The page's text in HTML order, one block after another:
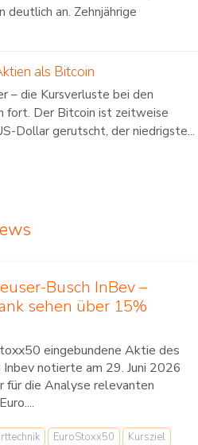
deutlich an. Zehnjährige
als Bitcoin
– die Kursverluste bei den
fort. Der Bitcoin ist zeitweise
Dollar gerutscht, der niedrigste...
Busch InBev –
sehen über 15%
eingebundene Aktie des
Inbev notierte am 29. Juni 2026
für die Analyse relevanten
EuroStoxx50 Kursziel